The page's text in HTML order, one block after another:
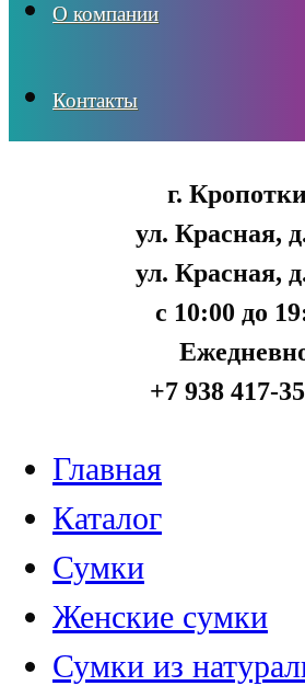
О компании
Контакты
г.
ул. Красная,
ул. Красная,
с 10:00 до
+7 938 417-
Главная
Каталог
Сумки
Женские сумки
Сумки из